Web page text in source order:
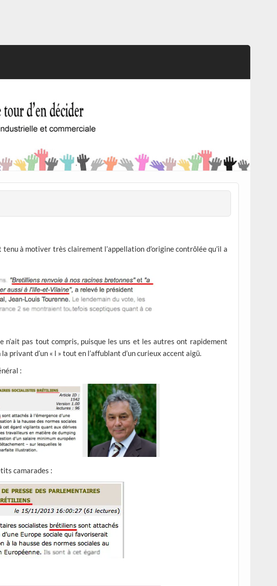
à motiver très clairement l’appellation d’origine contrôlée qu’il a
pas tout compris, puisque les uns et les autres ont rapidement
privant d’un « l » tout en l’affublant d’un curieux accent aigü.
:
camarades :